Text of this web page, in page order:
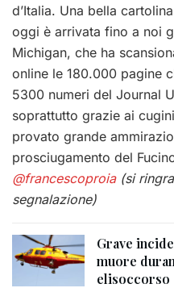
d’Italia. Una bella
oggi è arrivata fino a noi
Michigan, che ha
online le 180.000 pagine
5300 numeri del Journal
soprattutto grazie ai
provato grande
prosciugamento del
@francescoproia(si
segnalazione)
Grave
muore
elisoccorso